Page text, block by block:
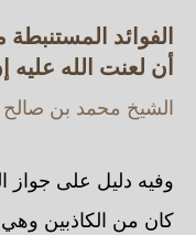
الفوائد
أن لعنت الله عليه
الشيخ محمد بن صالح
وفيه دليل على جواز
كان من الكاذبين